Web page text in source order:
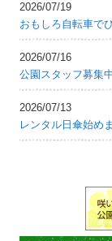
2026/07/19
おもしろ自転車で
2026/07/16
公園スタッフ募集
2026/07/13
レンタル日傘始め